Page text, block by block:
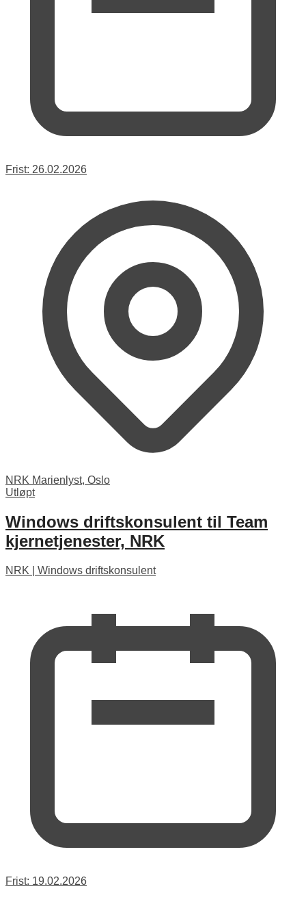
Frist: 26.02.2026
NRK Marienlyst, Oslo
Utløpt
Windows driftskonsulent til Team
kjernetjenester, NRK
NRK Windows driftskonsulent
Frist: 19.02.2026